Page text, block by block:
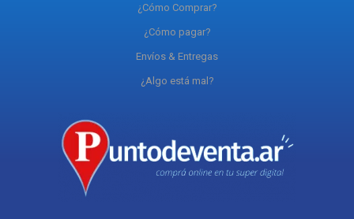
¿Cómo Comprar?
¿Cómo pagar?
Envíos & Entregas
¿Algo está mal?